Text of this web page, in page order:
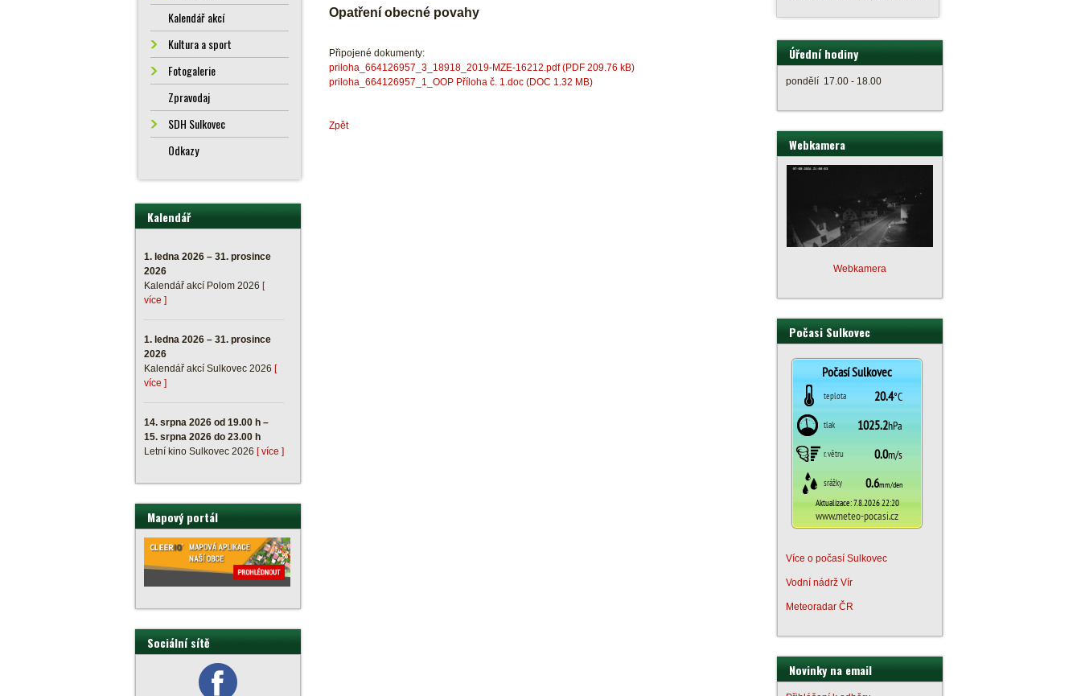
Opatření obecné povahy
Připojené dokumenty:
priloha_664126957_3_18918_2019-MZE-16212.pdf (PDF 209.76 kB)
priloha_664126957_1_OOP Příloha č. 1.doc (DOC 1.32 MB)
Zpět
Kalendář akcí
Kultura a sport
Fotogalerie
Zpravodaj
SDH Sulkovec
Odkazy
Kalendář
1. ledna 2026 – 31. prosince
2026
Kalendář akcí Polom 2026 [
více ]
1. ledna 2026 – 31. prosince
2026
Kalendář akcí Sulkovec 2026 [
více ]
14. srpna 2026 od 19.00 h –
15. srpna 2026 do 23.00 h
Letní kino Sulkovec 2026 [ více ]
Mapový portál
Sociální sítě
Úřední hodiny
pondělí 17.00 - 18.00
Webkamera
Webkamera
Počasi Sulkovec
Více o počasí Sulkovec
Vodní nádrž Vír
Meteoradar ČR
Novinky na email